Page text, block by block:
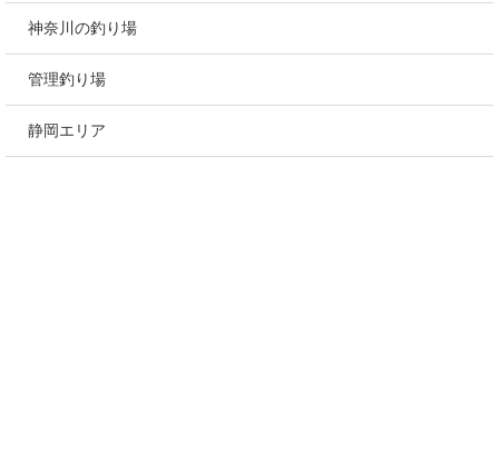
神奈川の釣り場
管理釣り場
静岡エリア